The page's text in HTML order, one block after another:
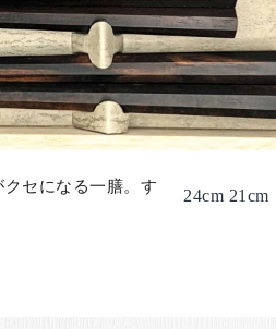
セになる一膳。す
24cm 21cm